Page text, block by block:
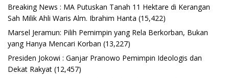
Breaking News : MA Putuskan Tanah 11 Hektare di Kerangan
Sah Milik Ahli Waris Alm. Ibrahim Hanta (15,422)
Marsel Jeramun: Pilih Pemimpin yang Rela Berkorban, Bukan
yang Hanya Mencari Korban (13,227)
Presiden Jokowi : Ganjar Pranowo Pemimpin Ideologis dan
Dekat Rakyat (12,457)